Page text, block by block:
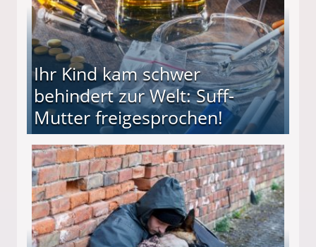
Ihr Kind kam schwer
behindert zur Welt: Suff-
Mutter freigesprochen!
Mutter freigesprochen!